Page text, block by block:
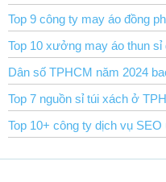
Top 9 công ty may áo đồng
Top 10 xưởng may áo thun
Dân số TPHCM năm 2024
Top 7 nguồn sỉ túi xách ở
Top 10+ công ty dịch vụ